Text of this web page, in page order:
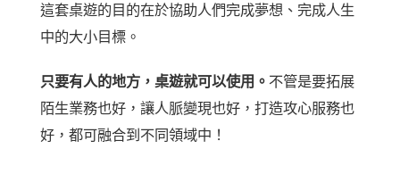
這套桌遊的目的在於協助人們完成夢想、完成人生
中的大小目標。
只要有人的地方，桌遊就可以使用。 不管是要拓展
陌生業務也好，讓人脈變現也好，打造攻心服務也
好，都可融合到不同領域中！